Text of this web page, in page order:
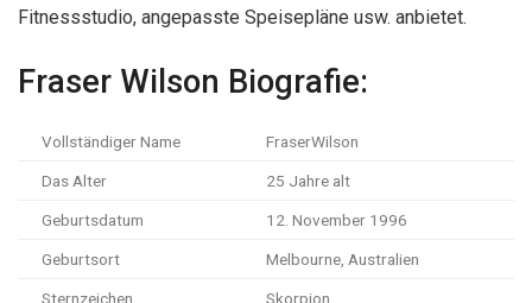
Fitnessstudio, angepasste Speisepläne usw. anbietet.
Fraser Wilson Biografie:
Vollständiger Name FraserWilson
Das Alter 25 Jahre alt
Geburtsdatum 12. November 1996
Geburtsort Melbourne, Australien
Sternzeichen Skorpion